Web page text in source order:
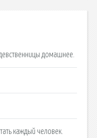
домашнее.
каждый человек.